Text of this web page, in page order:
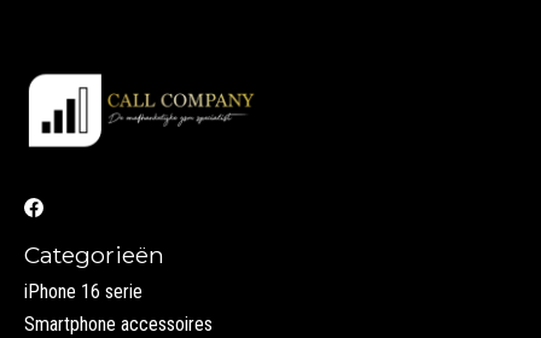
Categorieën
iPhone 16 serie
Smartphone accessoires